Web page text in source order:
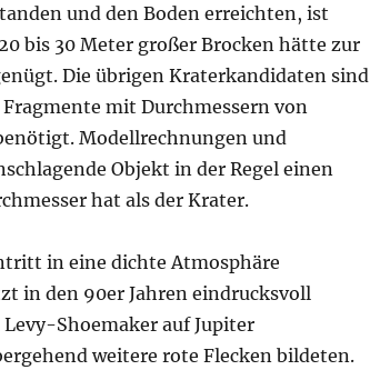
und den Boden erreichten, ist
bis 30 Meter großer Brocken hätte zur
Die übrigen Kraterkandidaten sind
mit Durchmessern von
Modellrechnungen und
Objekt in der Regel einen
hat als der Krater.
in eine dichte Atmosphäre
in den 90er Jahren eindrucksvoll
Shoemaker auf Jupiter
weitere rote Flecken bildeten.